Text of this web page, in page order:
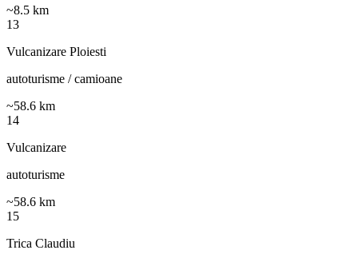
~8.5 km
13
Vulcanizare Ploiesti
autoturisme / camioane
~58.6 km
14
Vulcanizare
autoturisme
~58.6 km
15
Trica Claudiu